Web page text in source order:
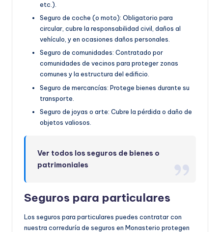
etc.).
Seguro de coche (o moto): Obligatorio para
circular, cubre la responsabilidad civil, daños al
vehículo, y en ocasiones daños personales.
Seguro de comunidades: Contratado por
comunidades de vecinos para proteger zonas
comunes y la estructura del edificio.
Seguro de mercancías: Protege bienes durante su
transporte.
Seguro de joyas o arte: Cubre la pérdida o daño de
objetos valiosos.
Ver todos los seguros de bienes o
patrimoniales
Seguros para particulares
Los seguros para particulares puedes contratar con
nuestra correduría de seguros en Monasterio protegen